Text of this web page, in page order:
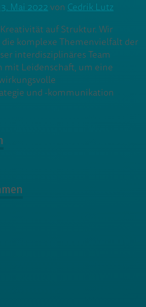
Mai 2022von Cedrik Lutz
auf Struktur. Wir
komplexe Themenvielfalt der
interdisziplinäres Team
mit Leidenschaft, um eine
und -kommunikation